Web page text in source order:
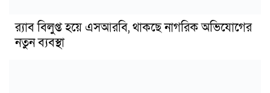
র‍্যাব বিলুপ্ত হয়ে এসআরবি, থাকছে নাগরিক অভিযোগের
নতুন ব্যবস্থা